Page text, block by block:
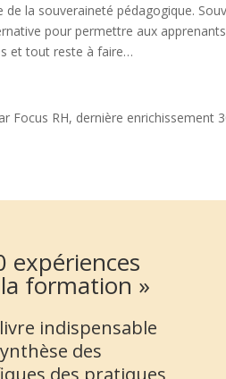
la souveraineté pédagogique.
pour permettre aux
et tout reste à faire…
Focus RH, dernière enrichissement
expériences
formation »
indispensable
des